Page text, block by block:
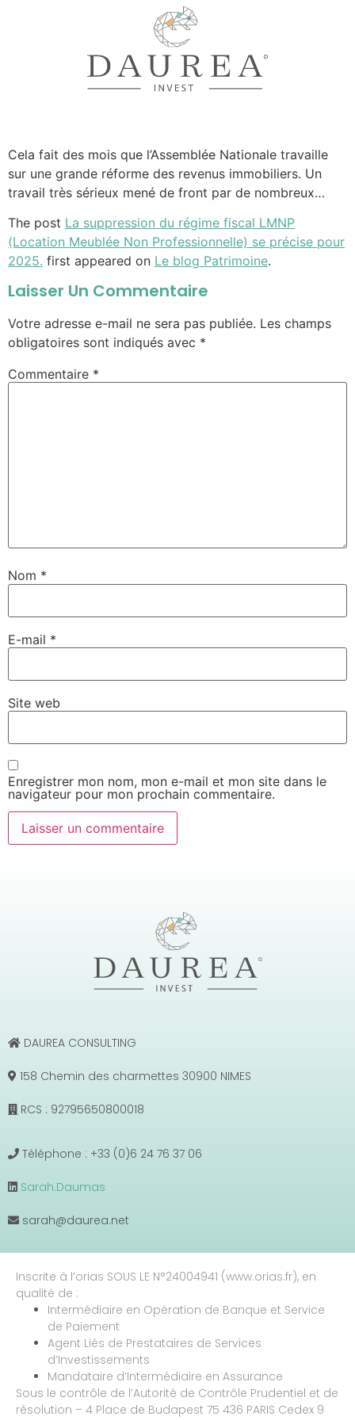
Cela fait des mois que l’Assemblée Nationale travaille
sur une grande réforme des revenus immobiliers. Un
travail très sérieux mené de front par de nombreux…
The post La suppression du régime fiscal LMNP
(Location Meublée Non Professionnelle) se précise pour
2025. first appeared on Le blog Patrimoine.
Laisser Un Commentaire
Votre adresse e-mail ne sera pas publiée. Les champs
obligatoires sont indiqués avec *
Commentaire *
Nom *
E-mail *
Site web
Enregistrer mon nom, mon e-mail et mon site dans le
navigateur pour mon prochain commentaire.
DAUREA CONSULTING
158 Chemin des charmettes 30900 NIMES
RCS : 92795650800018
Téléphone : +33 (0)6 24 76 37 06
Sarah.Daumas
sarah@daurea.net
Inscrite à l’orias SOUS LE N°24004941 (www.orias.fr), en
qualité de :
Intermédiaire en Opération de Banque et Service
de Paiement
Agent Liés de Prestataires de Services
d’Investissements
Mandataire d’Intermédiaire en Assurance
Sous le contrôle de l’Autorité de Contrôle Prudentiel et de
résolution – 4 Place de Budapest 75 436 PARIS Cedex 9